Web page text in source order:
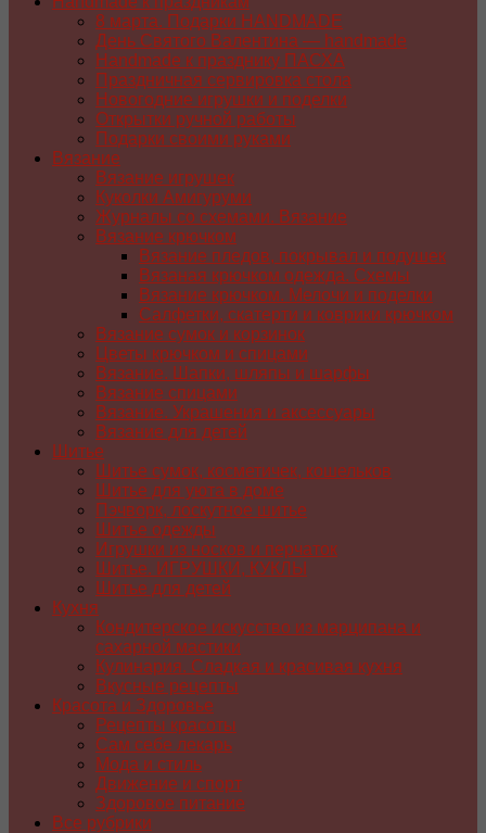
8 марта. Подарки HANDMADE
День Святого Валентина — handmade
Handmade к празднику ПАСХA
Праздничная сервировка стола
Новогодние игрушки и поделки
Открытки ручной работы
Подарки своими руками
Вязание
Вязание игрушек
Куколки Амигуруми
Журналы со схемами. Вязание
Вязание крючком
Вязание пледов, покрывал и подушек
Вязаная крючком одежда. Схемы
Вязание крючком. Мелочи и поделки
Салфетки, скатерти и коврики крючком
Вязание сумок и корзинок
Цветы крючком и спицами
Вязание. Шапки, шляпы и шарфы
Вязание спицами
Вязание. Украшения и аксессуары
Вязание для детей
Шитье
Шитье сумок, косметичек, кошельков
Шитье для уюта в доме
Пэчворк, лоскутное шитье
Шитье одежды
Игрушки из носков и перчаток
Шитье. ИГРУШКИ, КУКЛЫ
Шитье для детей
Кухня
Кондитерское искусство из марципана и
сахарной мастики
Кулинария. Сладкая и красивая кухня
Вкусные рецепты
Красота и Здоровье
Рецепты красоты
Сам себе лекарь
Мода и стиль
Движение и спорт
Здоровое питание
Все рубрики